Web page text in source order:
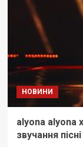
НОВИНИ
alyona alyona
звучання